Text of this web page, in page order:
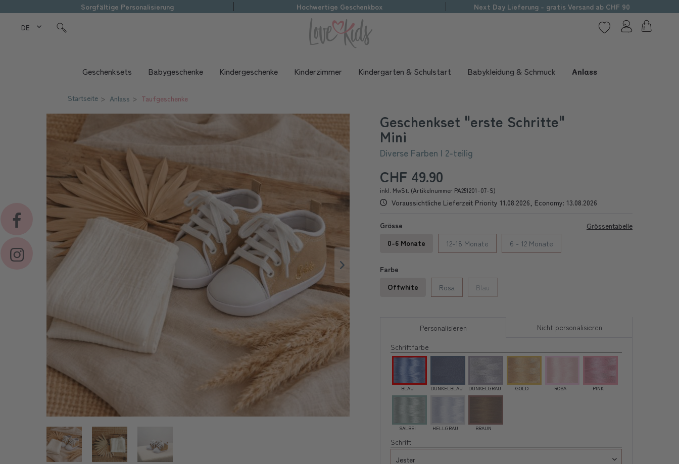
Sorgfältige Personalisierung Hochwertige Geschenkbox Next Day Lieferung - gratis Versand ab CHF 90
DE Love Kids
Geschenksets Babygeschenke Kindergeschenke Kinderzimmer Kindergarten & Schulstart Babykleidung & Schmuck Anlass
Startseite Anlass Taufgeschenke
Geschenkset "erste Schritte"
Mini
Diverse Farben | 2-teilig
CHF 49.90
inkl. MwSt. (Artikelnummer PA251201-07-S)
Voraussichtliche Lieferzeit Priority 11.08.2026, Economy: 13.08.2026
Grössentabelle
Grösse
0-6 Monate
12-18 Monate 6 - 12 Monate
Farbe
Offwhite
Rosa Blau
Personalisieren
Nicht personalisieren
Schriftfarbe
BLAU DUNKELBLAU DUNKELGRAU GOLD ROSA PINK
SALBEI HELLGRAU BRAUN
Schrift